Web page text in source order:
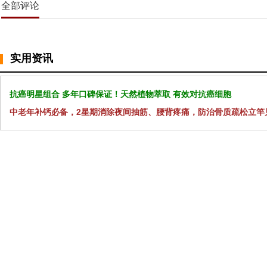
全部评论
实用资讯
抗癌明星组合 多年口碑保证！天然植物萃取 有效对抗癌细胞
中老年补钙必备，2星期消除夜间抽筋、腰背疼痛，防治骨质疏松立竿